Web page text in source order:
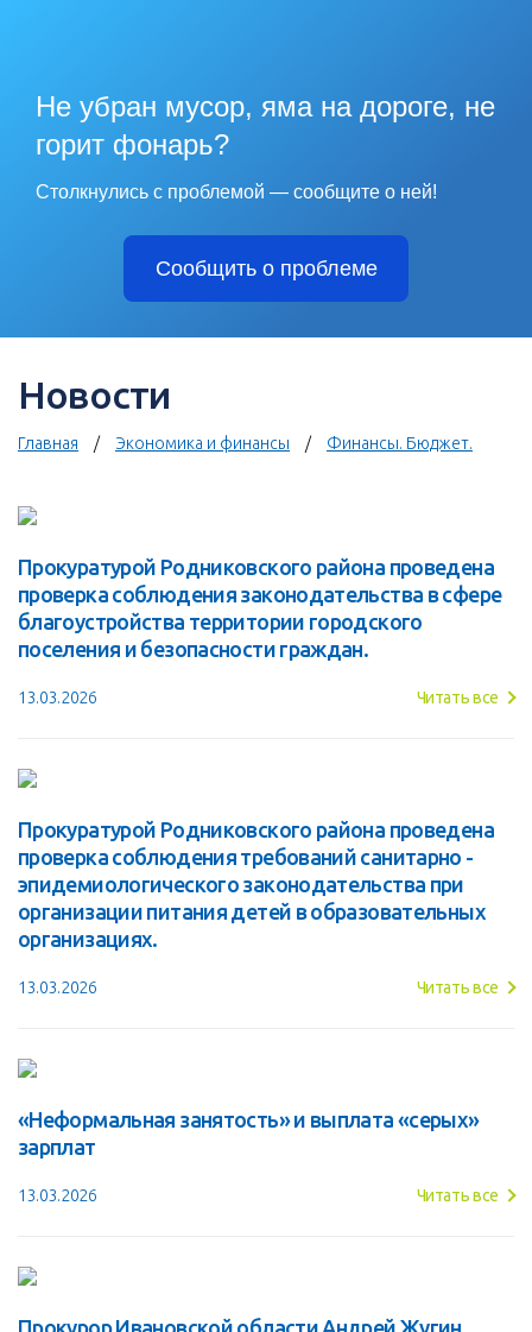
Не убран мусор, яма на дороге, не
горит фонарь?
Столкнулись с проблемой — сообщите о ней!
Сообщить о проблеме
Новости
Главная Экономика и финансы Финансы. Бюджет.
Прокуратурой Родниковского района проведена
проверка соблюдения законодательства в сфере
благоустройства территории городского
поселения и безопасности граждан.
13.03.2026 Читать все
Прокуратурой Родниковского района проведена
проверка соблюдения требований санитарно -
эпидемиологического законодательства при
организации питания детей в образовательных
организациях.
13.03.2026 Читать все
«Неформальная занятость» и выплата «серых»
зарплат
13.03.2026 Читать все